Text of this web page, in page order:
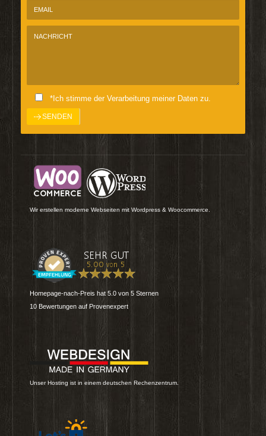
*Ich stimme der Verarbeitung meiner Daten zu.
Wir erstellen moderne Webseiten mit Wordpress & Woocommerce.
Homepage-nach-Preis hat 5.0 von 5 Sternen
10 Bewertungen auf Provenexpert
Unser Hosting ist in einem deutschen Rechenzentrum.